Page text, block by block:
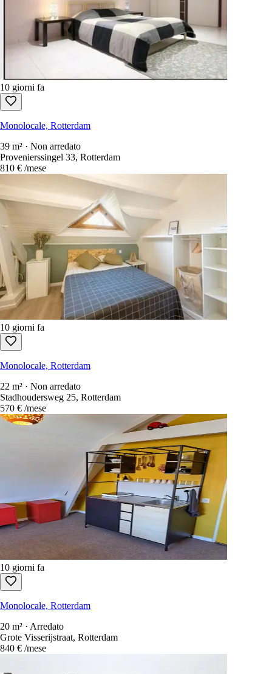
10 giorni fa
Monolocale, Rotterdam
39 m² · Non arredato
Provenierssingel 33, Rotterdam
810 € /mese
10 giorni fa
Monolocale, Rotterdam
22 m² · Non arredato
Stadhoudersweg 25, Rotterdam
570 € /mese
10 giorni fa
Monolocale, Rotterdam
20 m² · Arredato
Grote Visserijstraat, Rotterdam
840 € /mese